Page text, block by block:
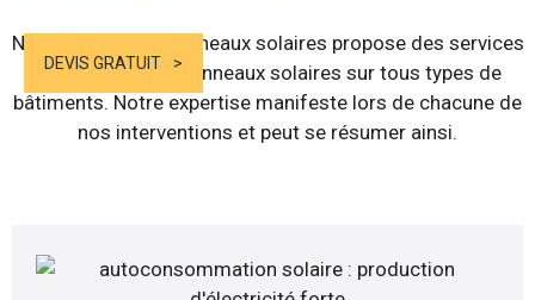
DEVIS GRATUIT
Notre société de panneaux solaires propose des services
d’installation de panneaux solaires sur tous types de
bâtiments. Notre expertise manifeste lors de chacune de
nos interventions et peut se résumer ainsi.